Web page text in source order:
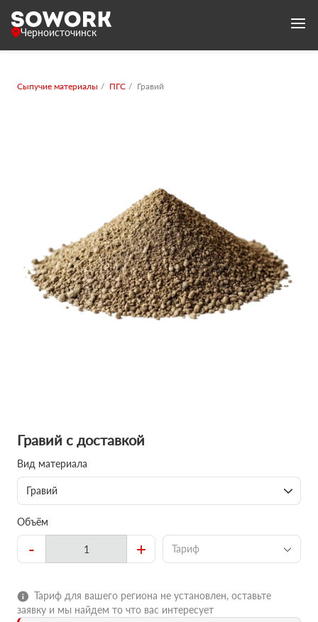
Черноисточинск
Сыпучие материалы ПГС Гравий
Гравий с доставкой
Вид материала
Гравий
Объём
- + Тариф
Тариф для вашего региона не установлен, оставьте
заявку и мы найдем то что вас интересует